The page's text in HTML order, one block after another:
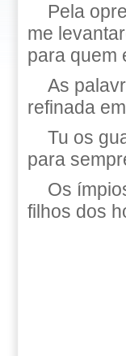
Pela
me
para quem
As
refinada
Tu os
para
Os
filhos dos